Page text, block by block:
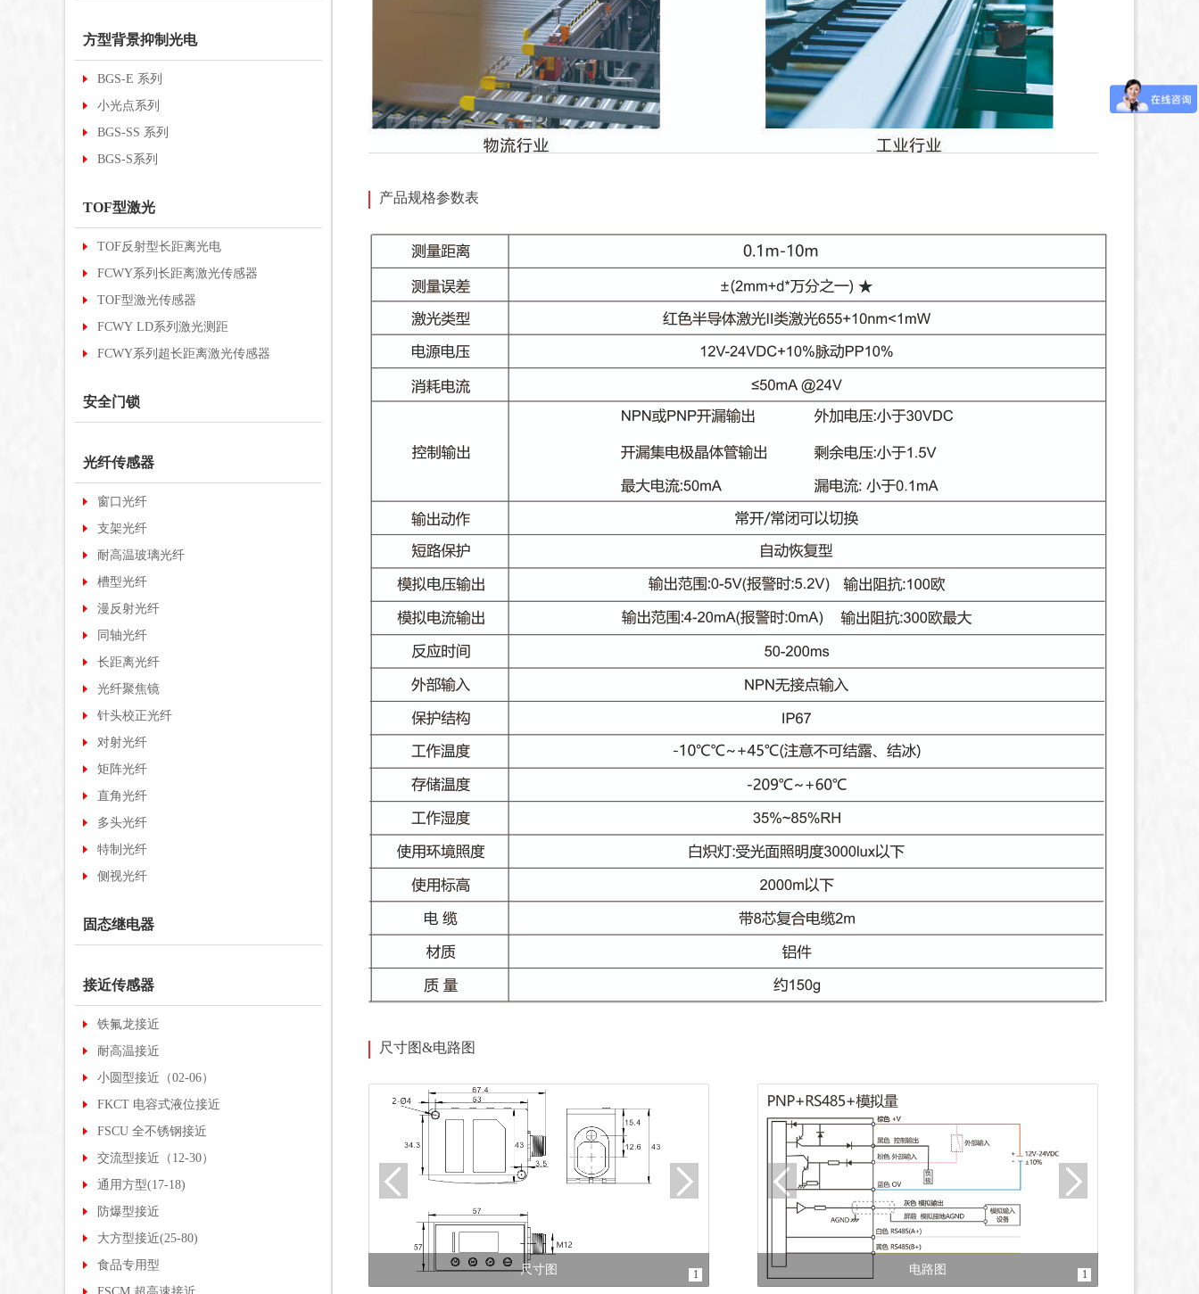
方型背景抑制光电
BGS-E 系列
小光点系列
BGS-SS 系列
BGS-S系列
TOF型激光
TOF反射型长距离光电
FCWY系列长距离激光传感器
TOF型激光传感器
FCWY LD系列激光测距
FCWY系列超长距离激光传感器
安全门锁
光纤传感器
窗口光纤
支架光纤
耐高温玻璃光纤
槽型光纤
漫反射光纤
同轴光纤
长距离光纤
光纤聚焦镜
针头校正光纤
对射光纤
矩阵光纤
直角光纤
多头光纤
特制光纤
侧视光纤
固态继电器
接近传感器
铁氟龙接近
耐高温接近
小圆型接近（02-06）
FKCT 电容式液位接近
FSCU 全不锈钢接近
交流型接近（12-30）
通用方型(17-18)
防爆型接近
大方型接近(25-80)
食品专用型
产品规格参数表
尺寸图&电路图
1
尺寸图 1
电路图